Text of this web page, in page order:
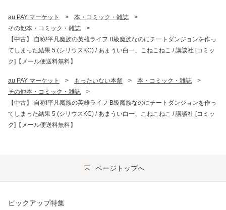
au PAY マーケット > 本・コミック・雑誌
>
その他本・コミック・雑誌
>
【中古】 自称!平凡魔族の英雄ライフ B級魔族なのにチートダンジョンを作っ
てしまった結果 5 (シリウスKC) / あまうい白一、こねこねこ / 講談社 [コミッ
ク]【メール便送料無料】
au PAY マーケット > もったいない本舗 > 本・コミック・雑誌
>
その他本・コミック・雑誌
>
【中古】 自称!平凡魔族の英雄ライフ B級魔族なのにチートダンジョンを作っ
てしまった結果 5 (シリウスKC) / あまうい白一、こねこねこ / 講談社 [コミッ
ク]【メール便送料無料】
ページトップへ
ピックアップ特集